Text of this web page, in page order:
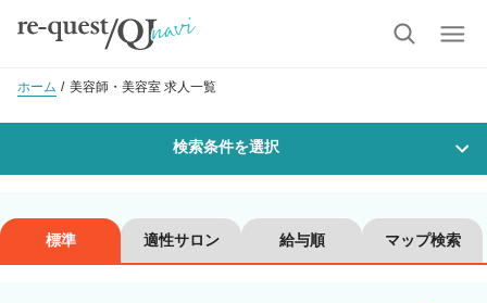
ホーム 美容師・美容室 求人一覧
検索条件を選択
標準 適性サロン 給与順 マップ検索